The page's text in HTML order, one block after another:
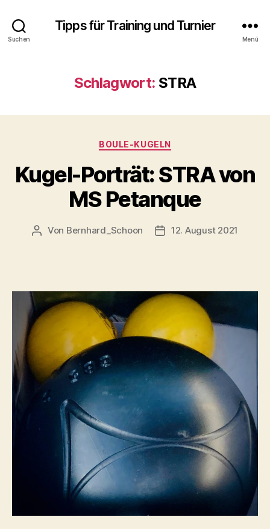
Suchen
Tipps für Training und Turnier
Menü
Schlagwort: STRA
Kategorien
BOULE-KUGELN
Kugel-Porträt: STRA von
MS Petanque
Beitragsautor
Von Bernhard_Schoon Veröffentlichungsdatum
12. August 2021